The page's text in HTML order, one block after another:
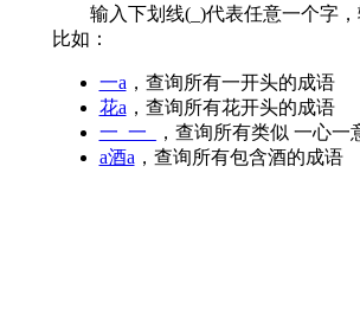
输入下划线(_)代表任意一个字，
比如：
一a ，查询所有一开头的成语
花a ，查询所有花开头的成语
一_一_
，查询所有类似 一心
a酒a ，查询所有包含酒的成语